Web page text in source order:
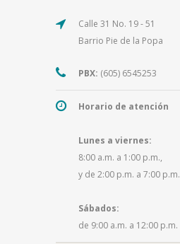
Calle 31 No. 19 - 51
Barrio Pie de la Popa
PBX: (605) 6545253
Horario de atención
Lunes a viernes:
8:00 a.m. a 1:00 p.m.,
y de 2:00 p.m. a 7:00 p.m.
Sábados:
de 9:00 a.m. a 12:00 p.m.